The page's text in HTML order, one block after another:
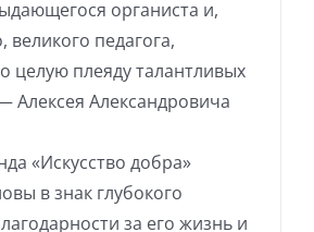
органиста и,
великого педагога,
целую плеяду талантливых
Алексея Александровича
«Искусство добра»
в знак глубокого
за его жизнь и